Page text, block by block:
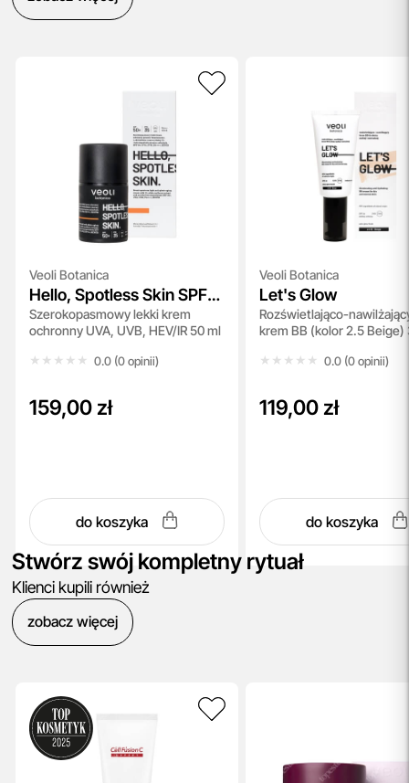
Veoli Botanica
Hello, Spotless Skin SPF
50+ PA++++, HEV/IR
Szerokopasmowy lekki krem
ochronny UVA, UVB, HEV/IR 50 ml
★★★★★
★★★★★ 0.0 (0 opinii)
159,00 zł
do koszyka
Veoli Botanica
Let's Glow
Rozświetlająco-
krem BB (kolor 2.5 Beige)
★★★★★
★★★★★ 0.0 (0 opinii)
119,00 zł
do koszyka
Stwórz swój kompletny rytuał
Klienci kupili również
zobacz więcej